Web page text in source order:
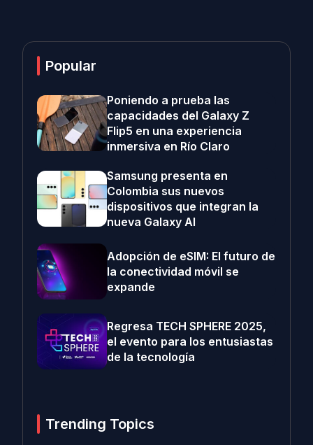
Popular
Poniendo a prueba las
capacidades del Galaxy Z
Flip5 en una experiencia
inmersiva en Río Claro
Samsung presenta en
Colombia sus nuevos
dispositivos que integran la
nueva Galaxy AI
Adopción de eSIM: El futuro de
la conectividad móvil se
expande
Regresa TECH SPHERE 2025,
el evento para los entusiastas
de la tecnología
Trending Topics